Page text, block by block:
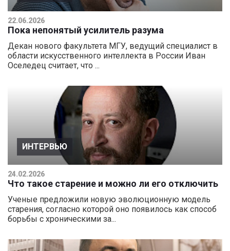
22.06.2026
Пока непонятый усилитель разума
Декан нового факультета МГУ, ведущий специалист в
области искусственного интеллекта в России Иван
Оселедец считает, что ...
ИНТЕРВЬЮ
24.02.2026
Что такое старение и можно ли его отключить
Ученые предложили новую эволюционную модель
старения, согласно которой оно появилось как способ
борьбы с хроническими за...